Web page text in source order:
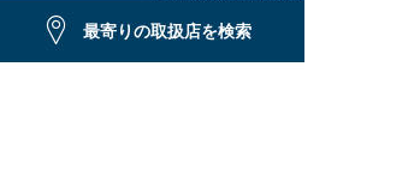
最寄りの取扱店を検索